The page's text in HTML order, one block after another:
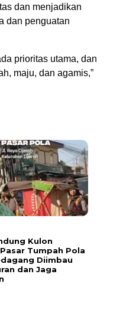
dan menjadikan
dan penguatan
prioritas utama, dan
maju, dan agamis,”
Kulon
Tumpah Pola
Diimbau
dan Jaga